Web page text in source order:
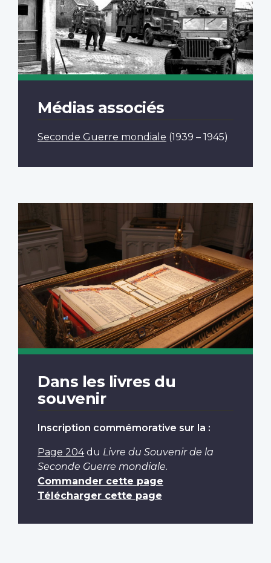
Médias associés
Seconde Guerre mondiale (1939 – 1945)
Dans les livres du
souvenir
Inscription commémorative sur la :
Page 204du Livre du Souvenir de la
Seconde Guerre mondiale.
Commander cette page
Télécharger cette page